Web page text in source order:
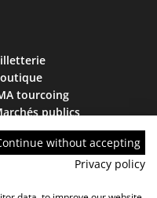
tourcoing
publics
rejoindre
without accepting
Privacy policy